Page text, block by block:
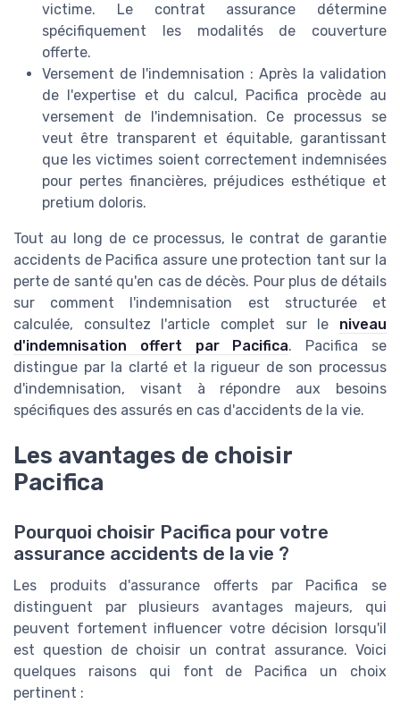
victime. Le contrat assurance détermine
spécifiquement les modalités de couverture
offerte.
Versement de l'indemnisation : Après la validation
de l'expertise et du calcul, Pacifica procède au
versement de l'indemnisation. Ce processus se
veut être transparent et équitable, garantissant
que les victimes soient correctement indemnisées
pour pertes financières, préjudices esthétique et
pretium doloris.
Tout au long de ce processus, le contrat de garantie
accidents de Pacifica assure une protection tant sur la
perte de santé qu'en cas de décès. Pour plus de détails
sur comment l'indemnisation est structurée et
calculée, consultez l'article complet sur le niveau
d'indemnisation offert par Pacifica. Pacifica se
distingue par la clarté et la rigueur de son processus
d'indemnisation, visant à répondre aux besoins
spécifiques des assurés en cas d'accidents de la vie.
Les avantages de choisir
Pacifica
Pourquoi choisir Pacifica pour votre
assurance accidents de la vie ?
Les produits d'assurance offerts par Pacifica se
distinguent par plusieurs avantages majeurs, qui
peuvent fortement influencer votre décision lorsqu'il
est question de choisir un contrat assurance. Voici
quelques raisons qui font de Pacifica un choix
pertinent :